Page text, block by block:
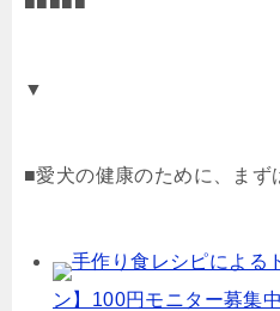
▼
■愛犬の健康のために、まず
手作り食レシピによる
ン】100円モニター募集中